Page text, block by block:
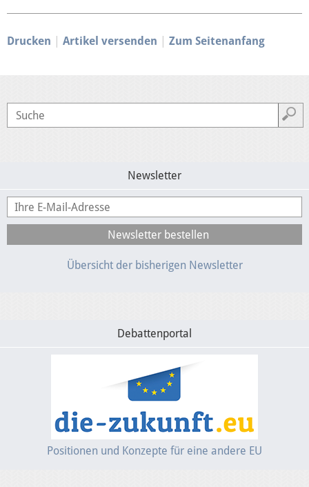
Drucken Artikel versenden Zum Seitenanfang
Newsletter
Übersicht der bisherigen Newsletter
Debattenportal
Positionen und Konzepte für eine andere EU